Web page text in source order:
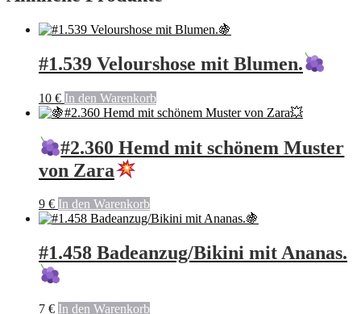
#1.539 Velourshose mit Blumen.
10 € In den Warenkorb
#2.360 Hemd mit schönem Muster
von Zara
9 € In den Warenkorb
#1.458 Badeanzug/Bikini mit Ananas.
7 € In den Warenkorb